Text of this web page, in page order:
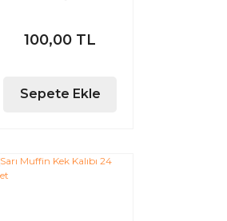
100,00 TL
Sepete Ekle